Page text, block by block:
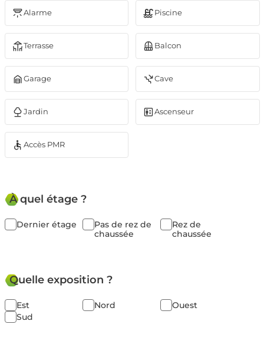
Alarme Piscine
Terrasse Balcon
Garage Cave
Jardin Ascenseur
Accès PMR
À quel étage ?
Dernier étage
Pas de rez de
chaussée
Rez de
chaussée
Quelle exposition ?
Est Nord
Ouest
Sud